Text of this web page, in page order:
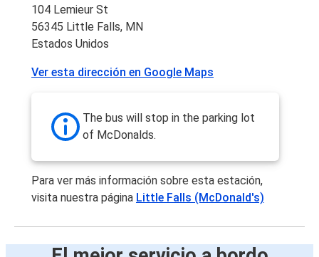
104 Lemieur St
56345 Little Falls, MN
Estados Unidos
Ver esta dirección en Google Maps
The bus will stop in the parking lot
of McDonalds.
Para ver más información sobre esta estación,
visita nuestra página Little Falls (McDonald's)